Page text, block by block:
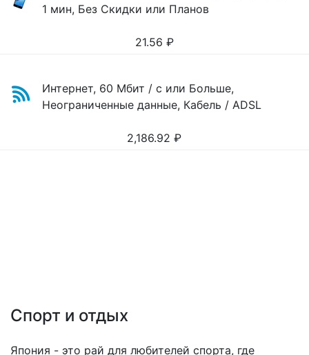
1 мин, Без Скидки или Планов
21.56 ₽
Интернет, 60 Мбит / с или Больше,
Неограниченные данные, Кабель / ADSL
2,186.92 ₽
Спорт и отдых
Япония - это рай для любителей спорта, где